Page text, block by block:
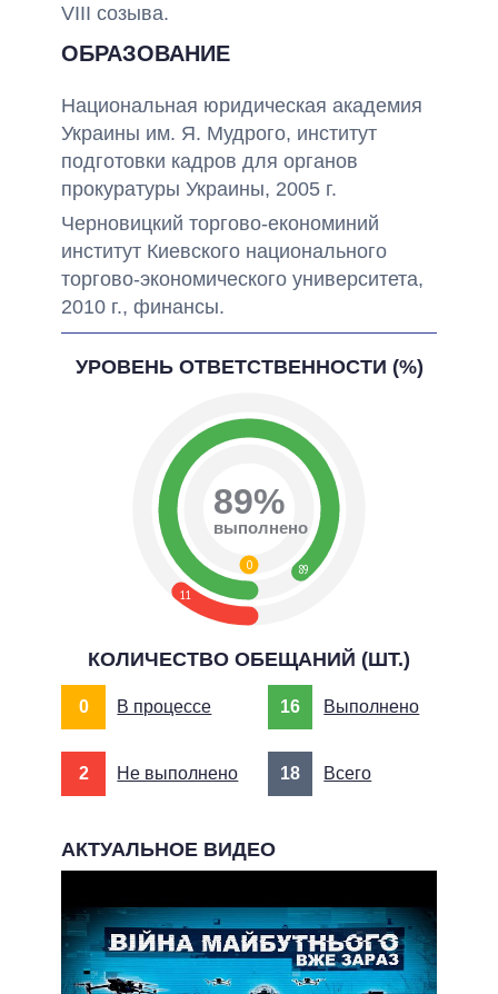
VIII созыва.
ОБРАЗОВАНИЕ
Национальная юридическая академия
Украины им. Я. Мудрого, институт
подготовки кадров для органов
прокуратуры Украины, 2005 г.
Черновицкий торгово-економиний
институт Киевского национального
торгово-экономического университета,
2010 г., финансы.
УРОВЕНЬ ОТВЕТСТВЕННОСТИ (%)
11
89
0
89%
выполнено
КОЛИЧЕСТВО ОБЕЩАНИЙ (ШТ.)
0 В процессе 16 Выполнено
2 Не выполнено 18 Всего
АКТУАЛЬНОЕ ВИДЕО